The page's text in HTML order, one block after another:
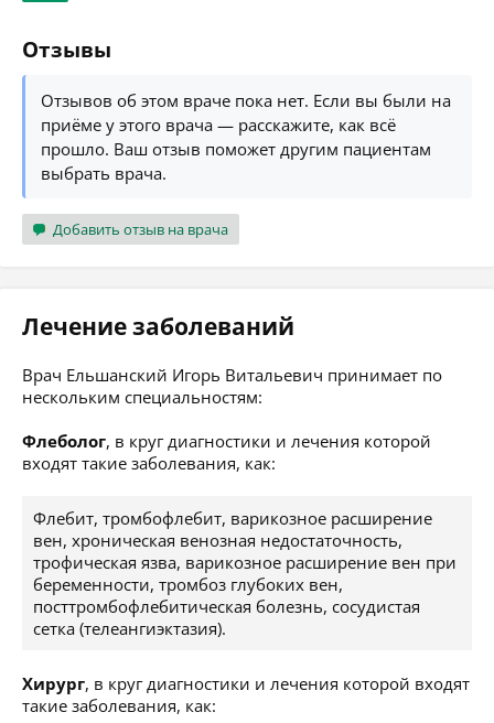
Отзывы
Отзывов об этом враче пока нет. Если вы были на
приёме у этого врача — расскажите, как всё
прошло. Ваш отзыв поможет другим пациентам
выбрать врача.
Добавить отзыв на врача
Лечение заболеваний
Врач Ельшанский Игорь Витальевич принимает по
нескольким специальностям:
Флеболог, в круг диагностики и лечения которой
входят такие заболевания, как:
Флебит, тромбофлебит, варикозное расширение
вен, хроническая венозная недостаточность,
трофическая язва, варикозное расширение вен при
беременности, тромбоз глубоких вен,
посттромбофлебитическая болезнь, сосудистая
сетка (телеангиэктазия).
Хирург, в круг диагностики и лечения которой входят
такие заболевания, как: